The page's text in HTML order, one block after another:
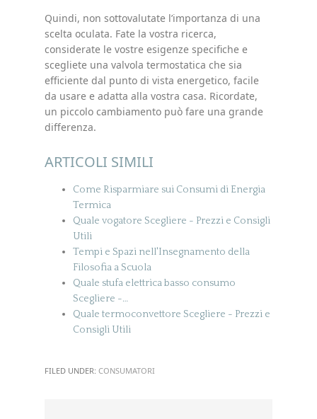
Quindi, non sottovalutate l’importanza di una
scelta oculata. Fate la vostra ricerca,
considerate le vostre esigenze specifiche e
scegliete una valvola termostatica che sia
efficiente dal punto di vista energetico, facile
da usare e adatta alla vostra casa. Ricordate,
un piccolo cambiamento può fare una grande
differenza.
ARTICOLI SIMILI
Come Risparmiare sui Consumi di Energia
Termica
Quale vogatore Scegliere - Prezzi e Consigli
Utili
Tempi e Spazi nell'Insegnamento della
Filosofia a Scuola
Quale stufa elettrica basso consumo
Scegliere -…
Quale termoconvettore Scegliere - Prezzi e
Consigli Utili
FILED UNDER: CONSUMATORI